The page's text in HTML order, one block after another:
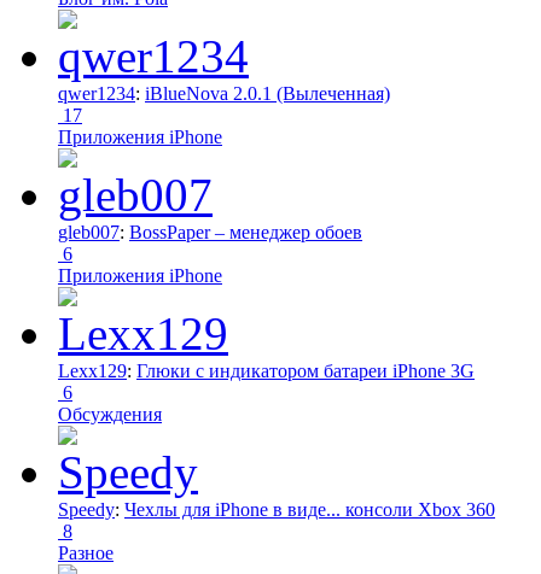
qwer1234: iBlueNova 2.0.1 (Вылеченная)
17
Приложения iPhone
gleb007: BossPaper – менеджер обоев
6
Приложения iPhone
Lexx129: Глюки с индикатором батареи iPhone 3G
6
Обсуждения
Speedy: Чехлы для iPhone в виде... консоли Xbox 360
8
Разное